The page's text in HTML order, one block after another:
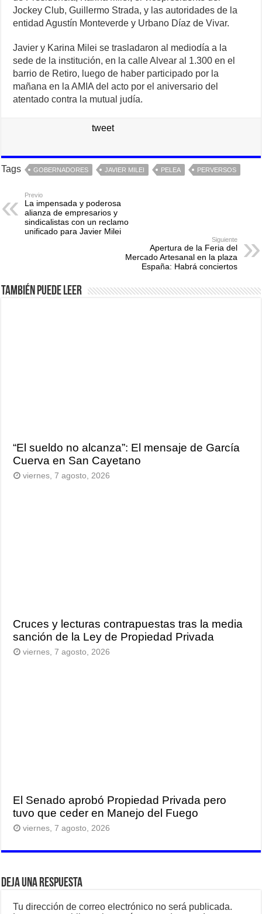
Jockey Club, Guillermo Strada, y las autoridades de la
entidad Agustín Monteverde y Urbano Díaz de Vivar.
Javier y Karina Milei se trasladaron al mediodía a la
sede de la institución, en la calle Alvear al 1.300 en el
barrio de Retiro, luego de haber participado por la
mañana en la AMIA del acto por el aniversario del
atentado contra la mutual judía.
tweet
Tags GOBERNADORES JAVIER MILEI PELEA PERVERSOS
Previo
La impensada y poderosa
alianza de empresarios y
sindicalistas con un reclamo
unificado para Javier Milei
Siguiente
Apertura de la Feria del
Mercado Artesanal en la plaza
España: Habrá conciertos
También puede leer
“El sueldo no alcanza”: El mensaje de García
Cuerva en San Cayetano
viernes, 7 agosto, 2026
Cruces y lecturas contrapuestas tras la media
sanción de la Ley de Propiedad Privada
viernes, 7 agosto, 2026
El Senado aprobó Propiedad Privada pero
tuvo que ceder en Manejo del Fuego
viernes, 7 agosto, 2026
Deja una respuesta
Tu dirección de correo electrónico no será publicada.